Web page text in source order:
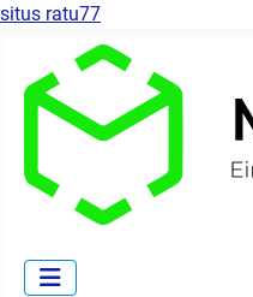
situs ratu77